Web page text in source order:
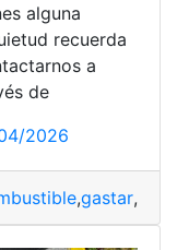
gastar
alguna
recuerda
a
de
2026
,gastar,